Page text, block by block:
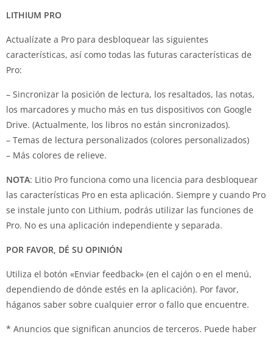
LITHIUM PRO
Actualízate a Pro para desbloquear las siguientes
características, así como todas las futuras características de
Pro:
– Sincronizar la posición de lectura, los resaltados, las notas,
los marcadores y mucho más en tus dispositivos con Google
Drive. (Actualmente, los libros no están sincronizados).
– Temas de lectura personalizados (colores personalizados)
– Más colores de relieve.
NOTA: Litio Pro funciona como una licencia para desbloquear
las características Pro en esta aplicación. Siempre y cuando Pro
se instale junto con Lithium, podrás utilizar las funciones de
Pro. No es una aplicación independiente y separada.
POR FAVOR, DÉ SU OPINIÓN
Utiliza el botón «Enviar feedback» (en el cajón o en el menú,
dependiendo de dónde estés en la aplicación). Por favor,
háganos saber sobre cualquier error o fallo que encuentre.
* Anuncios que significan anuncios de terceros. Puede haber